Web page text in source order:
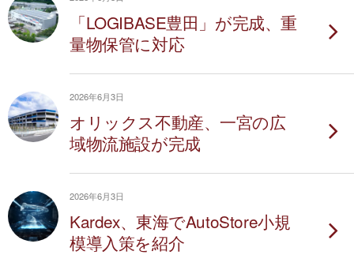
「LOGIBASE豊田」が完成、重
量物保管に対応
2026年6月3日
オリックス不動産、一宮の広
域物流施設が完成
2026年6月3日
Kardex、東海でAutoStore小規
模導入策を紹介